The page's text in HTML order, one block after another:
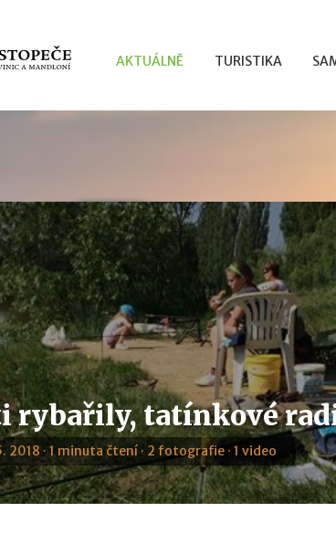
AKTUÁLNĚ TURISTIKA
rybařily, tatínkové
2018 · 1 minuta čtení · 2 fotografie · 1 video